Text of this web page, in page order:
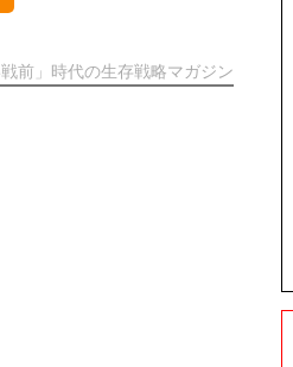
戦前」時代の生存戦略マガジン